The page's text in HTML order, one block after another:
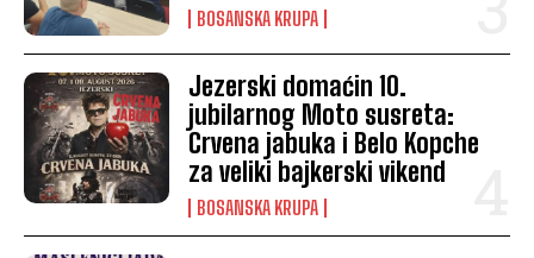
BOSANSKA KRUPA
Jezerski domaćin 10.
jubilarnog Moto susreta:
Crvena jabuka i Belo Kopche
za veliki bajkerski vikend
BOSANSKA KRUPA